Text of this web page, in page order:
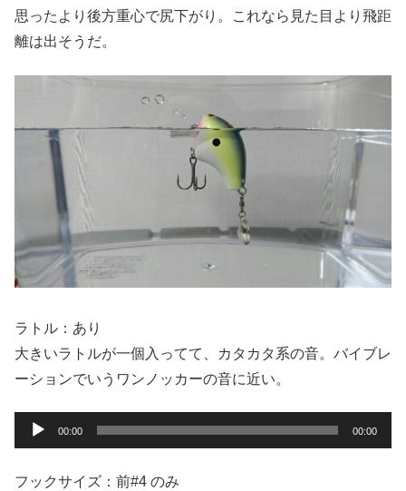
思ったより後方重心で尻下がり。これなら見た目より飛距
離は出そうだ。
ラトル：あり
大きいラトルが一個入ってて、カタカタ系の音。バイブレ
ーションでいうワンノッカーの音に近い。
声
プ
00:00 00:00
フックサイズ：前#4 のみ